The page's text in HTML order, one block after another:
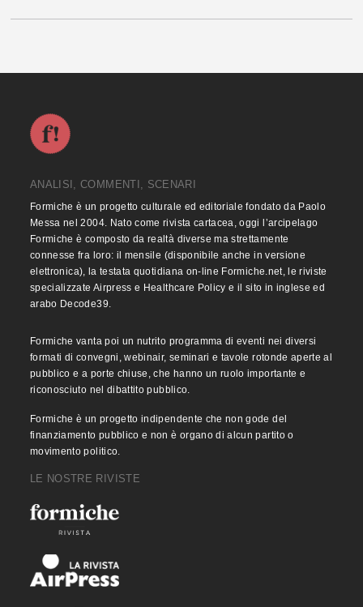
ANALISI, COMMENTI, SCENARI
Formiche è un progetto culturale ed editoriale fondato da Paolo
Messa nel 2004. Nato come rivista cartacea, oggi l’arcipelago
Formiche è composto da realtà diverse ma strettamente
connesse fra loro: il mensile (disponibile anche in versione
elettronica), la testata quotidiana on-line Formiche.net, le riviste
specializzate Airpress e Healthcare Policy e il sito in inglese ed
arabo Decode39.
Formiche vanta poi un nutrito programma di eventi nei diversi
formati di convegni, webinair, seminari e tavole rotonde aperte al
pubblico e a porte chiuse, che hanno un ruolo importante e
riconosciuto nel dibattito pubblico.
Formiche è un progetto indipendente che non gode del
finanziamento pubblico e non è organo di alcun partito o
movimento politico.
LE NOSTRE RIVISTE